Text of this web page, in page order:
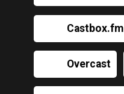
Castbox.fm
Overcast